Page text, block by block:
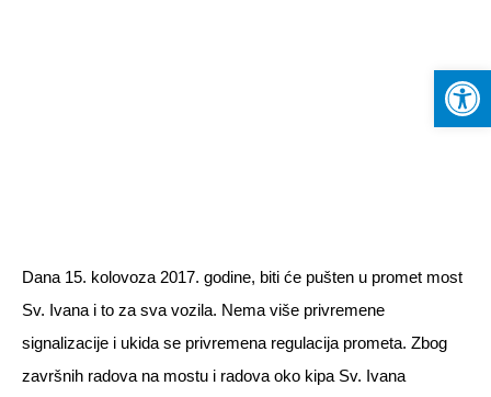
Dana 15. kolovoza 2017. godine, biti će pušten u promet most
Sv. Ivana i to za sva vozila. Nema više privremene
signalizacije i ukida se privremena regulacija prometa. Zbog
završnih radova na mostu i radova oko kipa Sv. Ivana